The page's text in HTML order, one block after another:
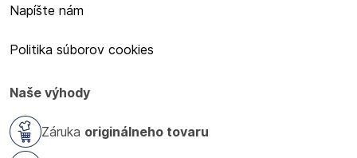
Napíšte nám
Politika súborov cookies
Naše výhody
Záruka originálneho tovaru